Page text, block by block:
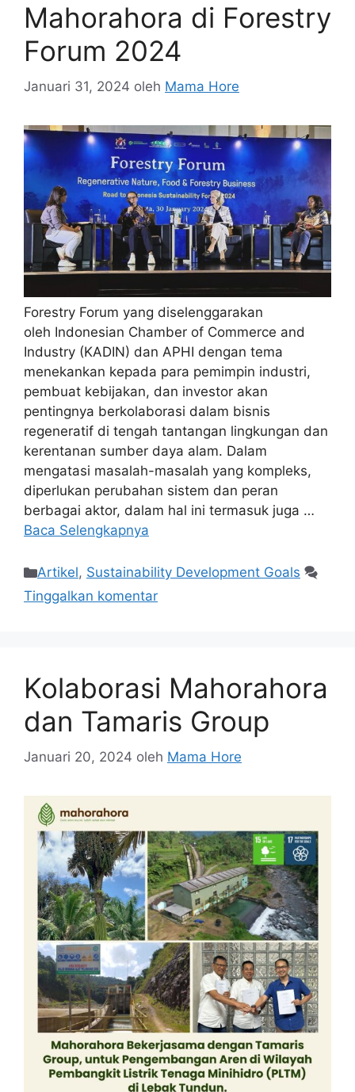
Mahorahora di Forestry
Forum 2024
Januari 31, 2024 oleh Mama Hore
Forestry Forum yang diselenggarakan
oleh Indonesian Chamber of Commerce and
Industry (KADIN) dan APHI dengan tema
menekankan kepada para pemimpin industri,
pembuat kebijakan, dan investor akan
pentingnya berkolaborasi dalam bisnis
regeneratif di tengah tantangan lingkungan dan
kerentanan sumber daya alam. Dalam
mengatasi masalah-masalah yang kompleks,
diperlukan perubahan sistem dan peran
berbagai aktor, dalam hal ini termasuk juga …
Baca Selengkapnya
Artikel, Sustainability Development Goals
Tinggalkan komentar
Kolaborasi Mahorahora
dan Tamaris Group
Januari 20, 2024 oleh Mama Hore